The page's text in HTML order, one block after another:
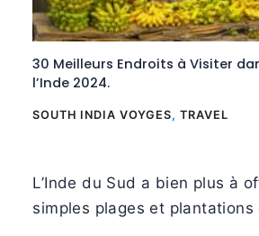
30 Meilleurs Endroits à Visiter
l’Inde 2024.
SOUTH INDIA VOYGES,TRAVEL
L’Inde du Sud a bien plus à
simples plages et plantations